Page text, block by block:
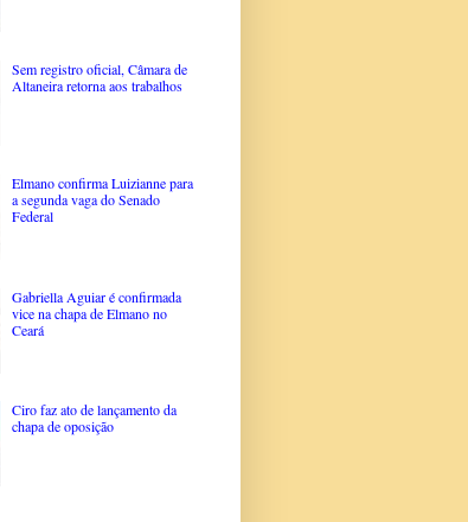
Sem registro oficial, Câmara de
Altaneira retorna aos trabalhos
Elmano confirma Luizianne para
a segunda vaga do Senado
Federal
Gabriella Aguiar é confirmada
vice na chapa de Elmano no
Ceará
Ciro faz ato de lançamento da
chapa de oposição